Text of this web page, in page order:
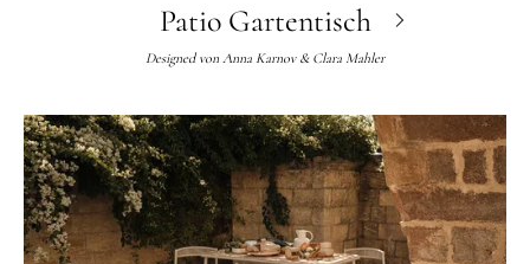
Patio Gartentisch
Designed von Anna Karnov & Clara Mahler